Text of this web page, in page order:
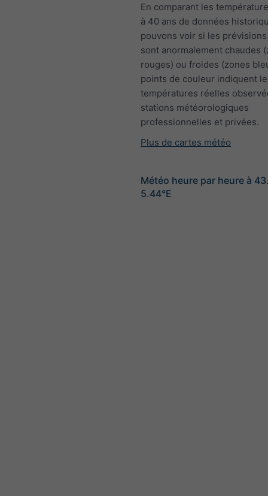
En comparant les
à 40 ans de données
pouvons voir si les
sont anormalement chaudes
rouges) ou froides (zones
points de couleur indiquent
températures réelles
stations météorologiques
professionnelles et privées.
Plus de cartes météo
Météo heure par heure à
5.44°E